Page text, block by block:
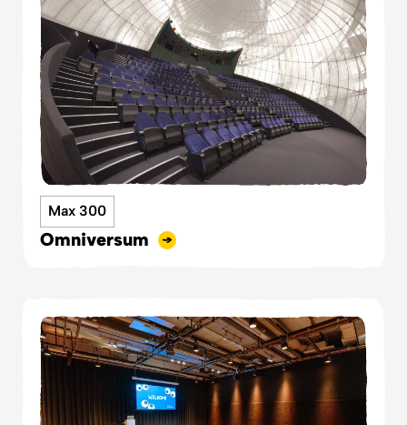
Max 300
Omniversum